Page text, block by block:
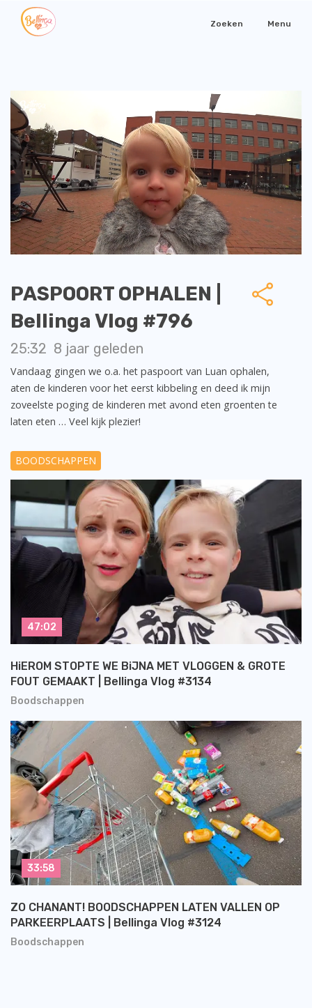
Zoeken Menu
PASPOORT OPHALEN |
Bellinga Vlog #796
25:32 8 jaar geleden
Vandaag gingen we o.a. het paspoort van Luan ophalen,
aten de kinderen voor het eerst kibbeling en deed ik mijn
zoveelste poging de kinderen met avond eten groenten te
laten eten … Veel kijk plezier!
BOODSCHAPPEN
Boodschappen
HiEROM STOPTE WE BiJNA MET VLOGGEN & GROTE
FOUT GEMAAKT | Bellinga Vlog #3134
47:02
Boodschappen
ZO CHANANT! BOODSCHAPPEN LATEN VALLEN OP
PARKEERPLAATS | Bellinga Vlog #3124
33:58